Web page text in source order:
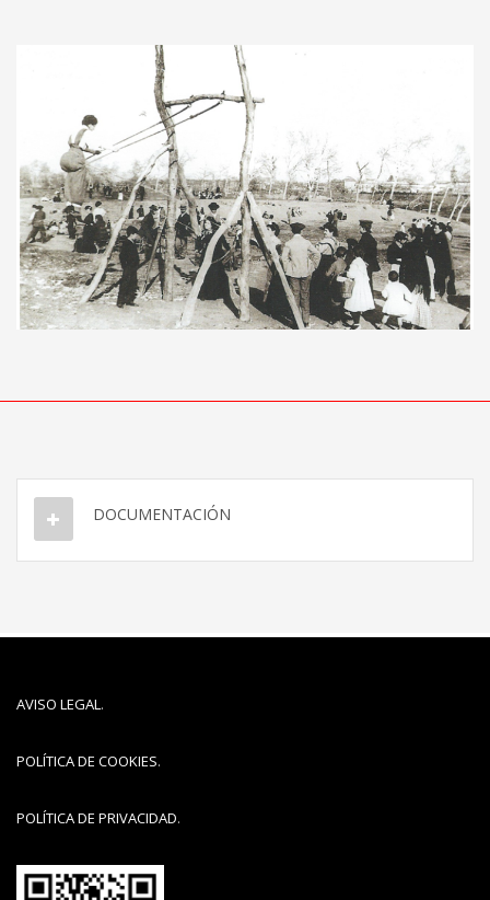
DOCUMENTACIÓN
AVISO LEGAL.
POLÍTICA DE COOKIES.
POLÍTICA DE PRIVACIDAD.